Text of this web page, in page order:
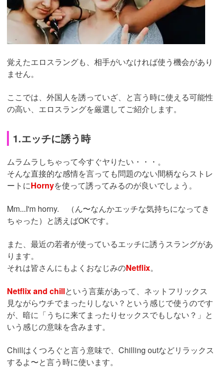
覚えたエロスラングも、相手がいなければ使う機会があり
ません。
ここでは、外国人を誘っていざ、と言う時に使える可能性
の高い、エロスラングを厳選してご紹介します。
1.エッチに誘う時
ムラムラしちゃって今すぐヤりたい・・・。
そんな直接的な感情を言っても問題のない間柄ならストレ
ートにHornyを使って誘ってみるのが良いでしょう。
Mm...I'm horny. （ん〜なんかエッチな気持ちになってき
ちゃった）と誘えばOKです。
また、最近の若者が使っているエッチに誘うスラングがあ
ります。
それは皆さんにもよくおなじみのNetflix。
Netflix and chillという言葉があって、ネットフリックス
見ながらウチでまったりしない？という感じで使うのです
が、暗に「うちに来てまったりセックスでもしない？」と
いう感じの意味を含みます。
Chillはくつろぐと言う意味で、Chilling outなどリラックス
するよ〜と言う時に使います。